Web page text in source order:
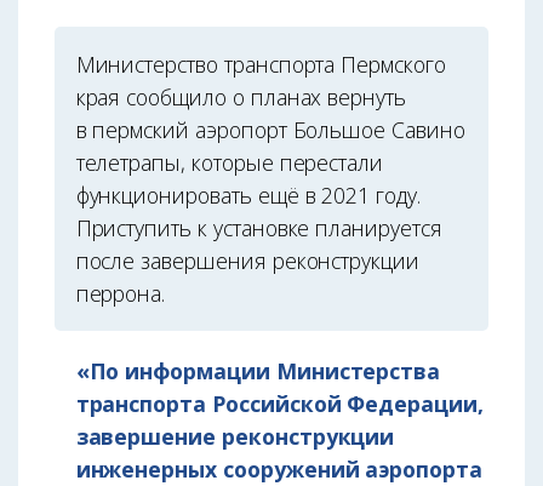
Министерство транспорта Пермского
края сообщило о планах вернуть
в пермский аэропорт Большое Савино
телетрапы, которые перестали
функционировать ещё в 2021 году.
Приступить к установке планируется
после завершения реконструкции
перрона.
«По информации Министерства
транспорта Российской Федерации,
завершение реконструкции
инженерных сооружений аэропорта